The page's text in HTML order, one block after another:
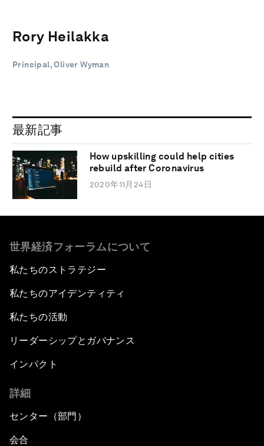
Rory Heilakka
Principal, Oliver Wyman
最新記事
How upskilling could help cities
rebuild after Coronavirus
2020年11月24日
世界経済フォーラムについて
私たちのストラテジー
私たちのアイデンティティ
私たちの活動
リーダーシップとガバナンス
インパクト
詳細
センター（部門）
会合